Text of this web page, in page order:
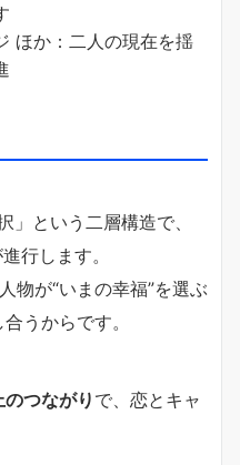
ほか：二人の現在を揺
」という二層構造で、
行します。
物が“いまの幸福”を選ぶ
うからです。
つながり で、恋とキャ